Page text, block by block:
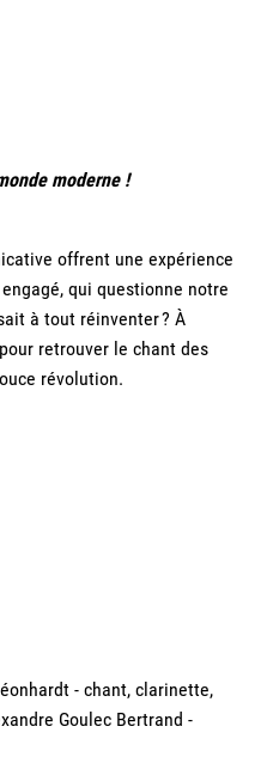
moderne !
offrent une expérience
qui questionne notre
à tout réinventer ? À
retrouver le chant des
révolution.
- chant, clarinette,
Goulec Bertrand -